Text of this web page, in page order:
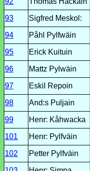
93 Sigfred Meskol:
94 Påhl Pylfwäin
95 Erick Kuituin
96 Mattz Pylwäin
97 Eskil Repoin
98 And:s Puljain
99 Henr: Kåhwacka
101 Henr: Pylfväin
102 Petter Pylfväin